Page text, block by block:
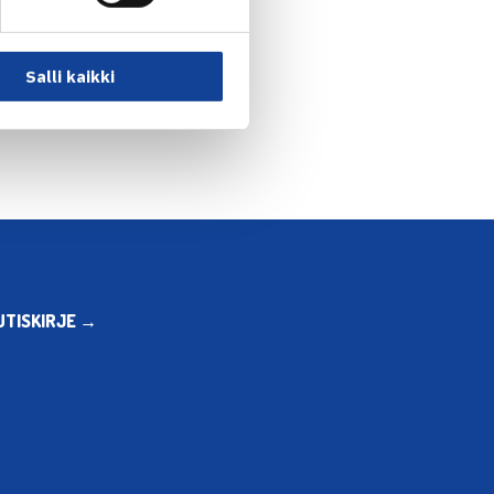
Salli kaikkisarjatennis… →
→